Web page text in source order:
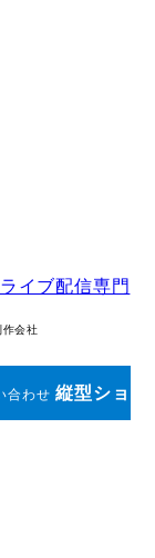
会社
合わせ 縦型ショ